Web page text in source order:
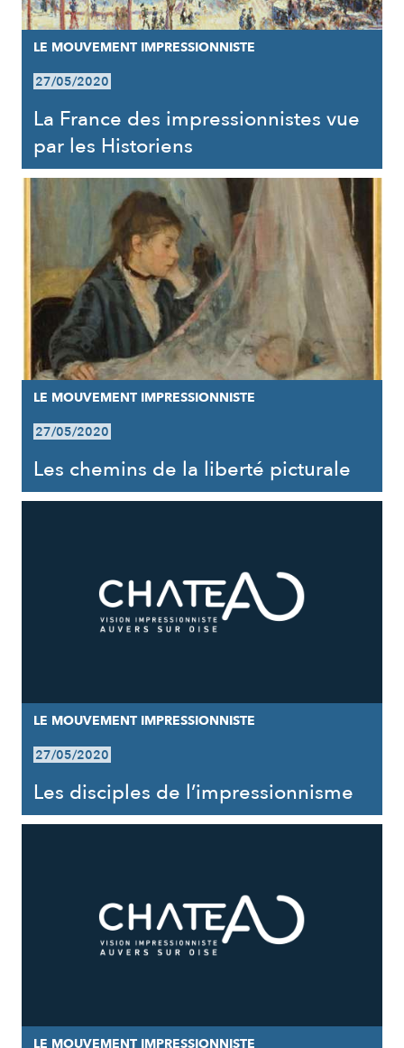
LE MOUVEMENT IMPRESSIONNISTE
27/05/2020
La France des impressionnistes vue
par les Historiens
LE MOUVEMENT IMPRESSIONNISTE
27/05/2020
Les chemins de la liberté picturale
LE MOUVEMENT IMPRESSIONNISTE
27/05/2020
Les disciples de l’impressionnisme
LE MOUVEMENT IMPRESSIONNISTE